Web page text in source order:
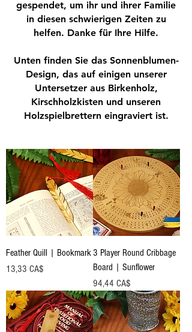
gespendet, um ihr und ihrer Familie
in diesen schwierigen Zeiten zu
helfen. Danke für Ihre Hilfe.
Unten finden Sie das Sonnenblumen-
Design, das auf einigen unserer
Untersetzer aus Birkenholz,
Kirschholzkisten und unseren
Holzspielbrettern eingraviert ist.
Feather Quill | Bookmark
Preis
13,33 CA$
3 Player Round Cribbage
Board | Sunflower
Preis
94,44 CA$